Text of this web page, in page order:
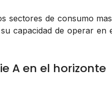
sectores de consumo
capacidad de operar en
A en el horizonte